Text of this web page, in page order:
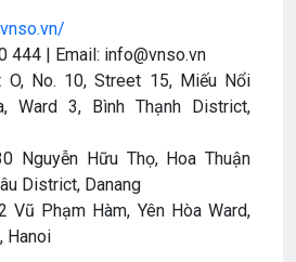
444 | Email: info@vnso.vn
O, No. 10, Street 15, Miếu Nổi
Ward 3, Bình Thạnh District,
Nguyễn Hữu Thọ, Hoa Thuận
District, Danang
Vũ Phạm Hàm, Yên Hòa Ward,
Hanoi